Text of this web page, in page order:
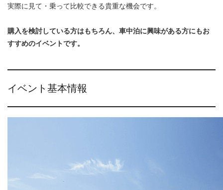
実際に見て・乗って比較できる貴重な機会です。
購入を検討している方はもちろん、車中泊に興味がある方にもお
すすめのイベントです。
イベント基本情報